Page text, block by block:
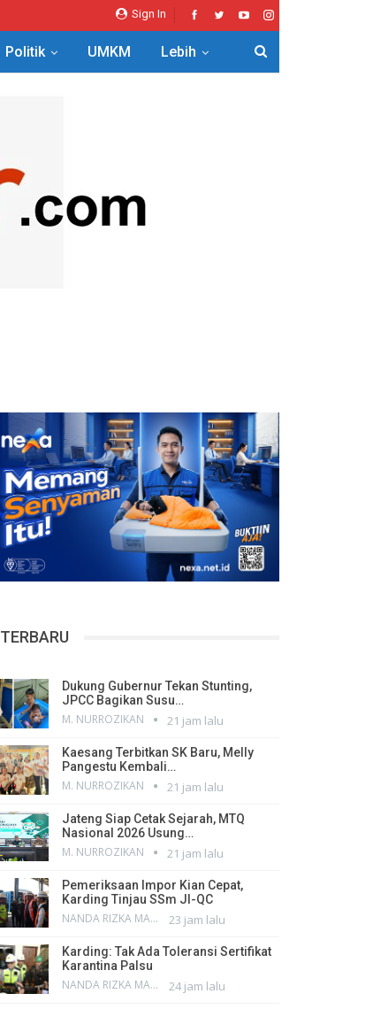
Sign In
Politik UMKM Lebih
TERBARU
Dukung Gubernur Tekan Stunting,
JPCC Bagikan Susu…
M. NURROZIKAN 21 jam lalu
Kaesang Terbitkan SK Baru, Melly
Pangestu Kembali…
M. NURROZIKAN 21 jam lalu
Jateng Siap Cetak Sejarah, MTQ
Nasional 2026 Usung…
M. NURROZIKAN 21 jam lalu
Pemeriksaan Impor Kian Cepat,
Karding Tinjau SSm JI-QC
NANDA RIZKA MAHENDRA 23 jam lalu
Karding: Tak Ada Toleransi Sertifikat
Karantina Palsu
NANDA RIZKA MAHENDRA 24 jam lalu